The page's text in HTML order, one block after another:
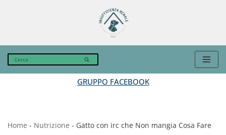
contenuto
GRUPPO FACEBOOK
Home - Nutrizione - Gatto con irc che Non mangia Cosa Fare